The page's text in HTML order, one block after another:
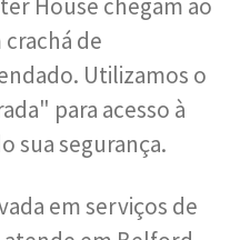
House chegam ao
de
Utilizamos o
para acesso à
sua segurança.
em serviços de